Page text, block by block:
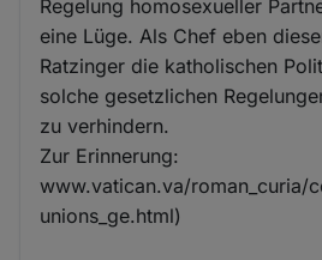
Regelung homosexueller
eine Lüge. Als Chef eben
Ratzinger die katholischen
solche gesetzlichen
zu verhindern.
Zur Erinnerung:
www.vatican.va/roman_curia/
unions_ge.html)